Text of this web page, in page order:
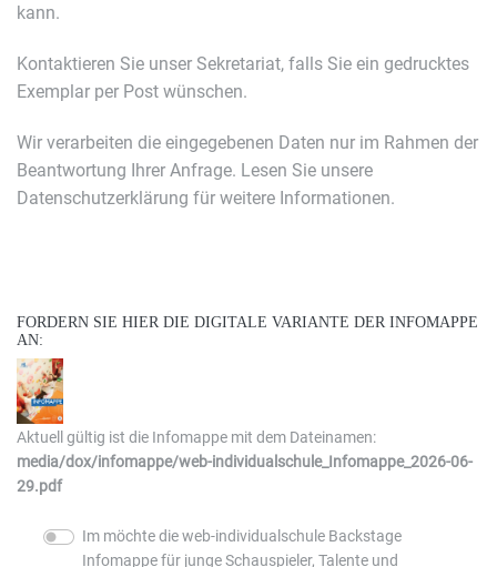
kann.
Kontaktieren Sie unser Sekretariat, falls Sie ein gedrucktes
Exemplar per Post wünschen.
Wir verarbeiten die eingegebenen Daten nur im Rahmen der
Beantwortung Ihrer Anfrage. Lesen Sie unsere
Datenschutzerklärung für weitere Informationen.
FORDERN SIE HIER DIE DIGITALE VARIANTE DER INFOMAPPE
AN:
Aktuell gültig ist die Infomappe mit dem Dateinamen:
media/dox/infomappe/web-individualschule_Infomappe_2026-06-
29.pdf
Im möchte die web-individualschule Backstage
Infomappe für junge Schauspieler, Talente und